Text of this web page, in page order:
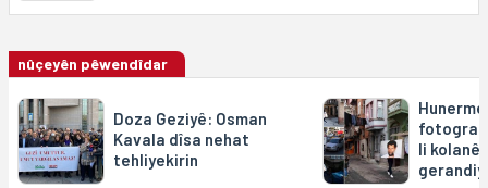
nûçeyên pêwendîdar
Doza Geziyê: Osman
Kavala dîsa nehat
tehliyekirin
li